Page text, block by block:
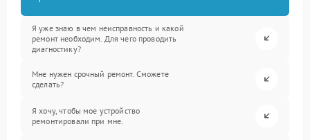
Я уже знаю в чем неисправность и какой
ремонт необходим. Для чего проводить
диагностику?
Мне нужен срочный ремонт. Сможете
сделать?
Я хочу, чтобы мое устройство
ремонтировали при мне.